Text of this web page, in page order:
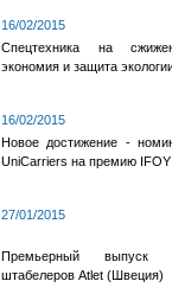
16/02/2015
Спецтехника на
экономия и защита
16/02/2015
Новое достижение -
UniCarriers на премию
27/01/2015
Премьерный выпуск
штабелеров Atlet (Швеция)